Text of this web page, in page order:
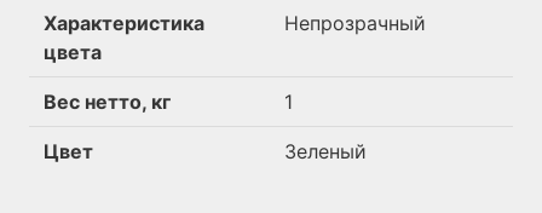
Характеристика
цвета
Непрозрачный
Вес нетто, кг 1
Цвет Зеленый